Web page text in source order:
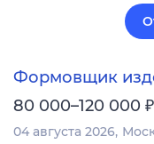
Формовщик
80 000–120 000 ₽
04 августа 2026